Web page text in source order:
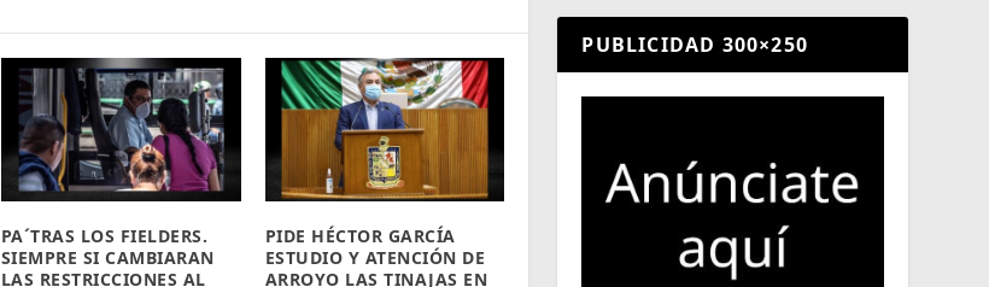
PA´TRAS LOS FIELDERS.
SIEMPRE SI CAMBIARAN
LAS RESTRICCIONES AL
PIDE HÉCTOR GARCÍA
ESTUDIO Y ATENCIÓN DE
ARROYO LAS TINAJAS EN
PUBLICIDAD 300×250